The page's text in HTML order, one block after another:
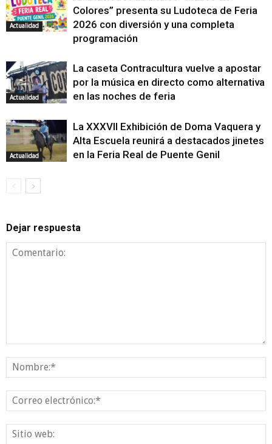
Actualidad
Colores” presenta su Ludoteca de Feria
2026 con diversión y una completa
programación
Actualidad
La caseta Contracultura vuelve a apostar
por la música en directo como alternativa
en las noches de feria
Actualidad
La XXXVII Exhibición de Doma Vaquera y
Alta Escuela reunirá a destacados jinetes
en la Feria Real de Puente Genil
Dejar respuesta